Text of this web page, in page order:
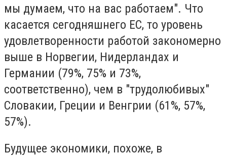
мы думаем, что на вас работаем". Что
касается сегодняшнего ЕС, то уровень
удовлетворенности работой закономерно
выше в Норвегии, Нидерландах и
Германии (79%, 75% и 73%,
соответственно), чем в "трудолюбивых"
Словакии, Греции и Венгрии (61%, 57%,
57%).
Будущее экономики, похоже, в